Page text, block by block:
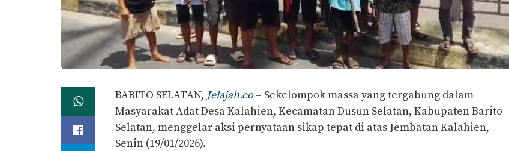
​BARITO SELATAN, Jelajah.co– Sekelompok massa yang tergabung dalam
Masyarakat Adat Desa Kalahien, Kecamatan Dusun Selatan, Kabupaten Barito
Selatan, menggelar aksi pernyataan sikap tepat di atas Jembatan Kalahien,
Senin (19/01/2026).